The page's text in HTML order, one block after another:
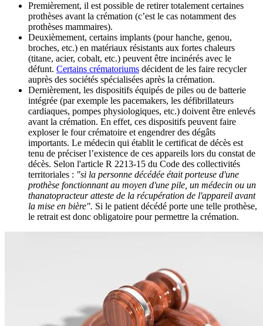
Premièrement, il est possible de retirer totalement certaines
prothèses avant la crémation (c’est le cas notamment des
prothèses mammaires).
Deuxièmement, certains implants (pour hanche, genou,
broches, etc.) en matériaux résistants aux fortes chaleurs
(titane, acier, cobalt, etc.) peuvent être incinérés avec le
défunt. Certains crématoriums décident de les faire recycler
auprès des sociétés spécialisées après la crémation.
Dernièrement, les dispositifs équipés de piles ou de batterie
intégrée (par exemple les pacemakers, les défibrillateurs
cardiaques, pompes physiologiques, etc.) doivent être enlevés
avant la crémation. En effet, ces dispositifs peuvent faire
exploser le four crématoire et engendrer des dégâts
importants. Le médecin qui établit le certificat de décès est
tenu de préciser l’existence de ces appareils lors du constat de
décès. Selon l'article R 2213-15 du Code des collectivités
territoriales : "si la personne décédée était porteuse d'une
prothèse fonctionnant au moyen d'une pile, un médecin ou un
thanatopracteur atteste de la récupération de l'appareil avant
la mise en bière". Si le patient décédé porte une telle prothèse,
le retrait est donc obligatoire pour permettre la crémation.